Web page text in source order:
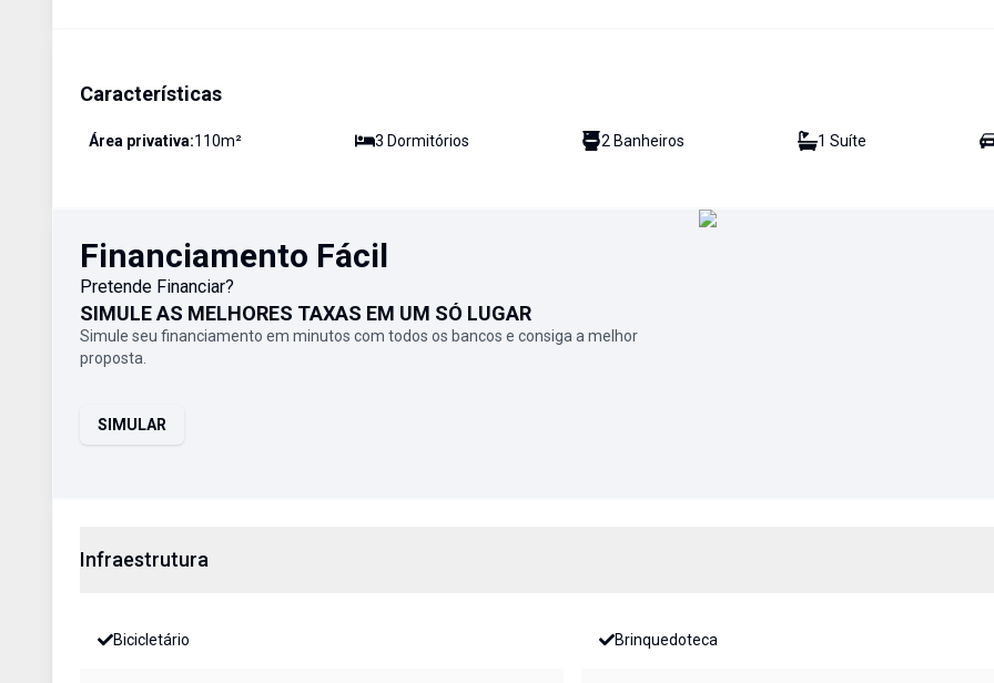
Características
Área privativa:110m² 3 Dormitórios 2 Banheiros 1 Suíte
Financiamento Fácil
Pretende Financiar?
SIMULE AS MELHORES TAXAS EM UM SÓ LUGAR
Simule seu financiamento em minutos com todos os bancos e consiga a melhor
proposta.
SIMULAR
Infraestrutura
Bicicletário Brinquedoteca